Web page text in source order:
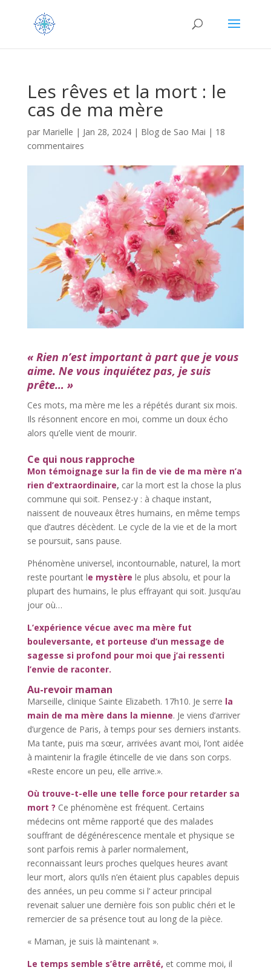
Les rêves et la mort : le
cas de ma mère
par Marielle | Jan 28, 2024| Blog de Sao Mai | 18
commentaires
« Rien n’est important à part que je vous
aime. Ne vous inquiétez pas, je suis
prête… »
Ces mots, ma mère me les a répétés durant six mois.
Ils résonnent encore en moi, comme un doux écho
alors qu’elle vient de mourir.
Ce qui nous rapproche
Mon témoignage sur la fin de vie de ma mère n’a
rien d’extraordinaire, car la mort est la chose la plus
commune qui soit. Pensez-y : à chaque instant,
naissent de nouveaux êtres humains, en même temps
que d’autres décèdent. Le cycle de la vie et de la mort
se poursuit, sans pause.
Phénomène universel, incontournable, naturel, la mort
reste pourtant le mystère le plus absolu, et pour la
plupart des humains, le plus effrayant qui soit. Jusqu’au
jour où…
L’expérience vécue avec ma mère fut
bouleversante, et porteuse d’un message de
sagesse si profond pour moi que j’ai ressenti
l’envie de raconter.
Au-revoir maman
Marseille, clinique Sainte Elizabeth. 17h10. Je serre la
main de ma mère dans la mienne. Je viens d’arriver
d’urgence de Paris, à temps pour ses derniers instants.
Ma tante, puis ma sœur, arrivées avant moi, l’ont aidée
à maintenir la fragile étincelle de vie dans son corps.
«Reste encore un peu, elle arrive.».
Où trouve-t-elle une telle force pour retarder sa
mort ? Ce phénomène est fréquent. Certains
médecins ont même rapporté que des malades
souffrant de dégénérescence mentale et physique se
sont parfois remis à parler normalement,
reconnaissant leurs proches quelques heures avant
leur mort, alors qu’ils n’en étaient plus capables depuis
des années, un peu comme si l’ acteur principal
revenait saluer une dernière fois son public chéri et le
remercier de sa présence tout au long de la pièce.
« Maman, je suis là maintenant ».
Le temps semble s’être arrêté, et comme moi, il